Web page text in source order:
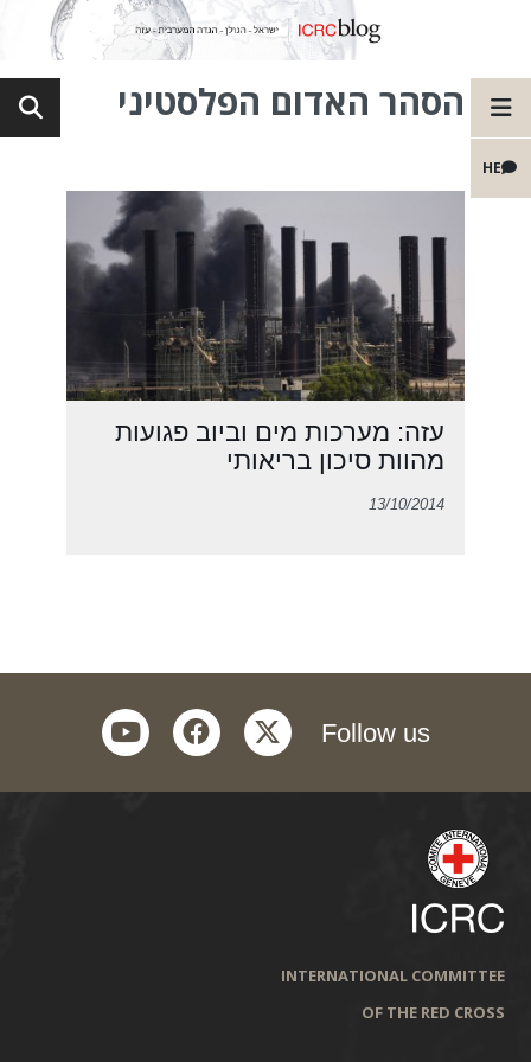
HE
הסהר האדום הפלסטיני
עזה: מערכות מים וביוב פגועות
מהוות סיכון בריאותי
13/10/2014
Follow us
twitter
facebook
youtube
INTERNATIONAL COMMITTEE
OF THE RED CROSS